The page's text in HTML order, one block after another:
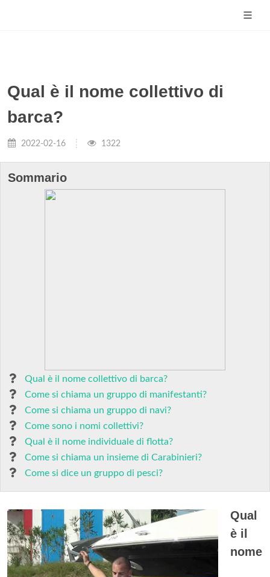
Qual è il nome collettivo di
barca?
2022-02-16 1322
Sommario
Qual è il nome collettivo di barca?
Come si chiama un gruppo di manifestanti?
Come si chiama un gruppo di navi?
Come sono i nomi collettivi?
Qual è il nome individuale di flotta?
Come si chiama un insieme di Carabinieri?
Come si dice un gruppo di pesci?
Qual
è il
nome